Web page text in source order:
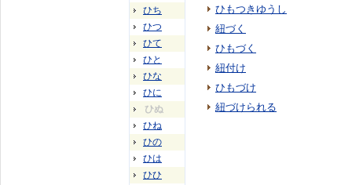
ひち
ひつ
ひて
ひと
ひな
ひに
ひぬ
ひね
ひの
ひは
ひひ
ひもつきゆうし
紐づく
ひもづく
紐付け
ひもづけ
紐づけられる